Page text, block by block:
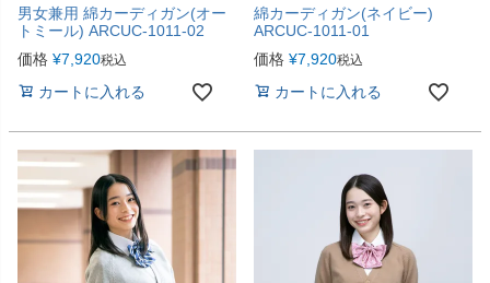
男女兼用 綿カーディガン(オー
トミール) ARCUC-1011-02
価格 ¥7,920税込
カートに入れる
綿カーディガン(ネイビー)
ARCUC-1011-01
価格 ¥7,920税込
カートに入れる